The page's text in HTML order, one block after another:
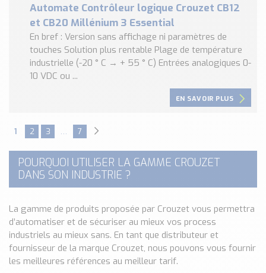
Automate Contrôleur logique Crouzet CB12
et CB20 Millénium 3 Essential
En bref : Version sans affichage ni paramètres de
touches Solution plus rentable Plage de température
industrielle (-20 ° C → + 55 ° C) Entrées analogiques 0-
10 VDC ou ...
EN SAVOIR PLUS
1 2 3 … 7
POURQUOI UTILISER LA GAMME CROUZET
DANS SON INDUSTRIE ?
La gamme de produits proposée par Crouzet vous permettra
d’automatiser et de sécuriser au mieux vos process
industriels au mieux sans. En tant que distributeur et
fournisseur de la marque Crouzet, nous pouvons vous fournir
les meilleures références au meilleur tarif.